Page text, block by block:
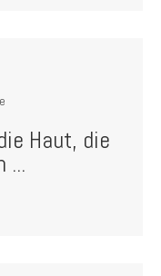
Haut, die
...